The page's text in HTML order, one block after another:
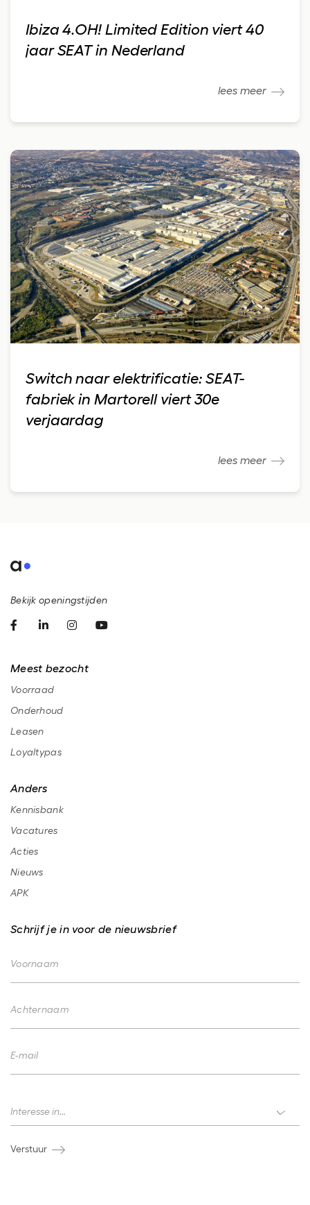
Ibiza 4.OH! Limited Edition viert 40
jaar SEAT in Nederland
lees meer
Switch naar elektrificatie: SEAT-
fabriek in Martorell viert 30e
verjaardag
lees meer
Bekijk openingstijden
Meest bezocht
Voorraad
Onderhoud
Leasen
Loyaltypas
Anders
Kennisbank
Vacatures
Acties
Nieuws
APK
Schrijf je in voor de nieuwsbrief
Voornaam
Achternaam
E-mail
Interesse in...
Verstuur